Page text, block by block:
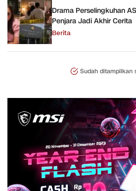
Drama Perselingkuhan
Penjara Jadi Akhir Cerita
Berita
Sudah ditampilkan